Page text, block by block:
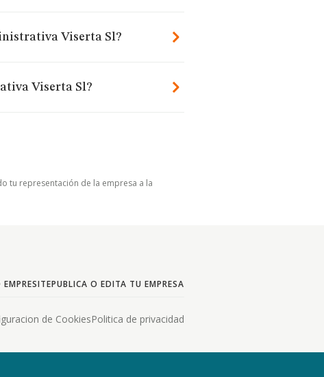
Viserta Sl?
Viserta Sl?
tu representación de la empresa a la
PUBLICA O EDITA TU EMPRESA
de CookiesPolitica de privacidad